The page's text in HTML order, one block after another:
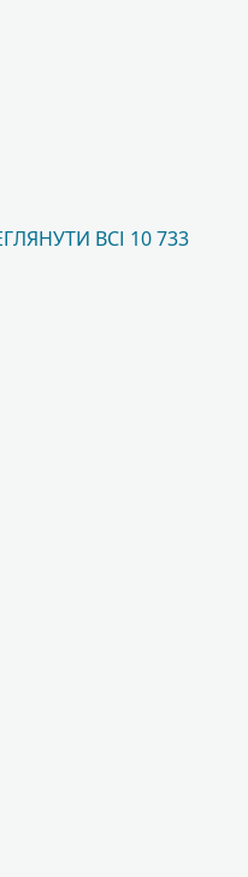
ВСІ 10 733